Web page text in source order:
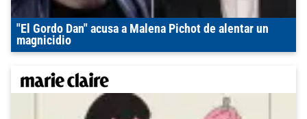
"El Gordo Dan" acusa a Malena Pichot de alentar un
magnicidio